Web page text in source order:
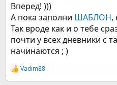
Вперед! )))
А пока заполни ШАБЛОН,
Так вроде как и о тебе
почти у всех дневники с
начинаются ; )
Р
е
Vadim88